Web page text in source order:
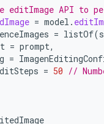
editImage API to
= model .
= listOf(
= prompt,
=
= 50 //